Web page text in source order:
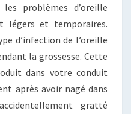
problèmes d’oreille
légers et temporaires.
d’infection de l’oreille
la grossesse. Cette
dans votre conduit
après avoir nagé dans
gratté